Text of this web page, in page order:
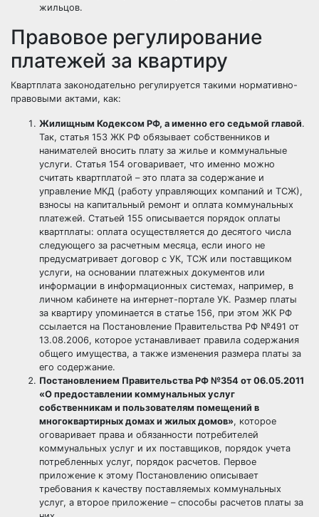
жильцов.
Правовое регулирование
платежей за квартиру
Квартплата законодательно регулируется такими нормативно-
правовыми актами, как:
Жилищным Кодексом РФ, а именно его седьмой главой.
Так, статья 153 ЖК РФ обязывает собственников и
нанимателей вносить плату за жилье и коммунальные
услуги. Статья 154 оговаривает, что именно можно
считать квартплатой – это плата за содержание и
управление МКД (работу управляющих компаний и ТСЖ),
взносы на капитальный ремонт и оплата коммунальных
платежей. Статьей 155 описывается порядок оплаты
квартплаты: оплата осуществляется до десятого числа
следующего за расчетным месяца, если иного не
предусматривает договор с УК, ТСЖ или поставщиком
услуги, на основании платежных документов или
информации в информационных системах, например, в
личном кабинете на интернет-портале УК. Размер платы
за квартиру упоминается в статье 156, при этом ЖК РФ
ссылается на Постановление Правительства РФ №491 от
13.08.2006, которое устанавливает правила содержания
общего имущества, а также изменения размера платы за
его содержание.
Постановлением Правительства РФ №354 от 06.05.2011
«О предоставлении коммунальных услуг
собственникам и пользователям помещений в
многоквартирных домах и жилых домов», которое
оговаривает права и обязанности потребителей
коммунальных услуг и их поставщиков, порядок учета
потребленных услуг, порядок расчетов. Первое
приложение к этому Постановлению описывает
требования к качеству поставляемых коммунальных
услуг, а второе приложение – способы расчетов платы за